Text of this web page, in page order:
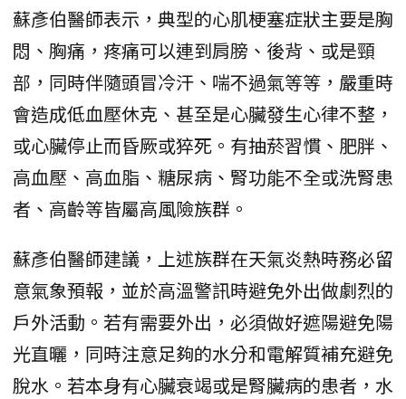
蘇彥伯醫師表示，典型的心肌梗塞症狀主要是胸
悶、胸痛，疼痛可以連到肩膀、後背、或是頸
部，同時伴隨頭冒冷汗、喘不過氣等等，嚴重時
會造成低血壓休克、甚至是心臟發生心律不整，
或心臟停止而昏厥或猝死。有抽菸習慣、肥胖、
高血壓、高血脂、糖尿病、腎功能不全或洗腎患
者、高齡等皆屬高風險族群。
蘇彥伯醫師建議，上述族群在天氣炎熱時務必留
意氣象預報，並於高溫警訊時避免外出做劇烈的
戶外活動。若有需要外出，必須做好遮陽避免陽
光直曬，同時注意足夠的水分和電解質補充避免
脫水。若本身有心臟衰竭或是腎臟病的患者，水